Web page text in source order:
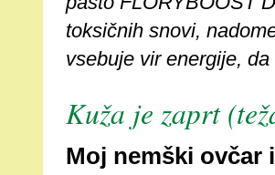
toksičnih snovi,
vsebuje vir energije,
Kuža je zaprt
Moj nemški ovčar